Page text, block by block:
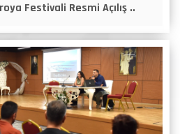
Festivali Resmi Açılış ..